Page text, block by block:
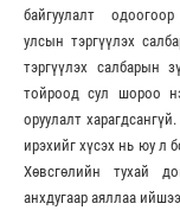
байгуулалт
улсын тэргүүлэх
тэргүүлэх салбарын
тойроод сул шороо
оруулалт
ирэхийг хүсэх нь юу л
Хөвсгөлийн тухай
анхдугаар аяллаа